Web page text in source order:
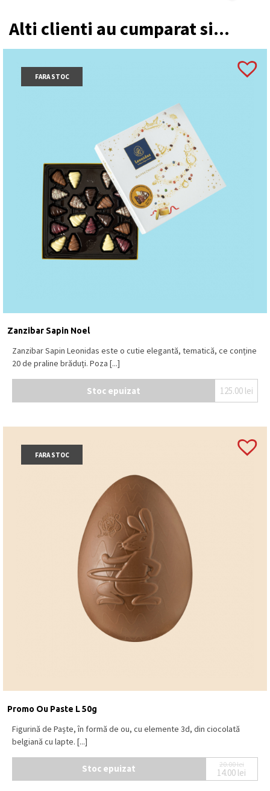
Alti clienti au cumparat si...
FARA STOC
Zanzibar Sapin Noel
Zanzibar Sapin Leonidas este o cutie elegantă, tematică, ce conține
20 de praline brăduți. Poza [...]
Stoc epuizat 125.00 lei
FARA STOC
Promo Ou Paste L 50g
Figurină de Paște, în formă de ou, cu elemente 3d, din ciocolată
belgiană cu lapte. [...]
Stoc epuizat 20.00lei
Prețul
14.00 lei
Prețul